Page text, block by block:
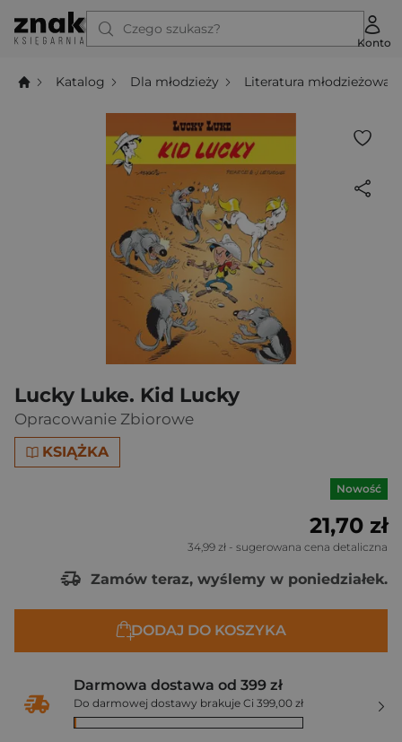
Czego szukasz?
Konto
Katalog Dla młodzieży Literatura młodzieżowa
Lucky Luke. Kid Lucky
Opracowanie Zbiorowe
KSIĄŻKA
Nowość
21,70 zł
34,99 zł - sugerowana cena detaliczna
Zamów teraz, wyślemy w poniedziałek.
DODAJ DO KOSZYKA
Darmowa dostawa od 399 zł
Do darmowej dostawy brakuje Ci 399,00 zł